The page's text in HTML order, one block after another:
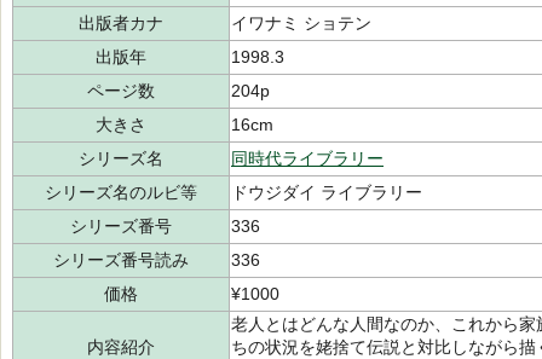
出版者カナ
イワナミ ショテン
出版年
1998.3
ページ数
204p
大きさ
16cm
シリーズ名
同時代ライブラリー
シリーズ名のルビ等
ドウジダイ ライブラリー
シリーズ番号
336
シリーズ番号読み
336
価格
¥1000
内容紹介
老人とはどんな人間なのか、これから
ちの状況を姥捨て伝説と対比しながら